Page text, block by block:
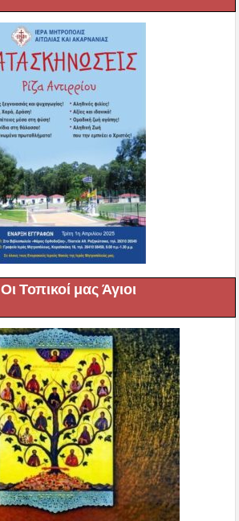
Οι Τοπικοί μας Άγιοι